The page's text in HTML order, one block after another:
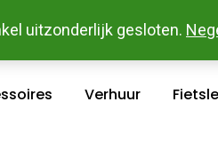
uitzonderlijk gesloten.
- Gratis Levering In Groot
Verhuur